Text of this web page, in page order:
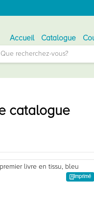
Accueil Catalogue
catalogue
Imprimé